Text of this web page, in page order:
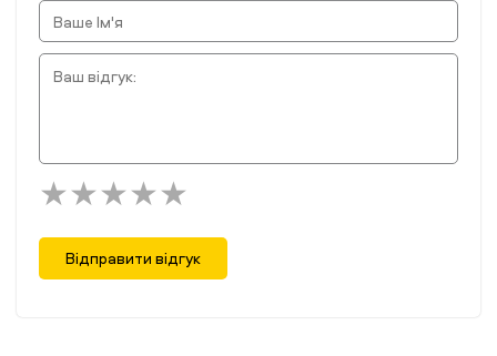
Відправити відгук